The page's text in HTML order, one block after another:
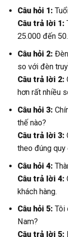
Câu hỏi 1:
Câu trả lời 1:
25.000 đến
Câu hỏi 2:
so với đèn
Câu trả lời 2:
hơn rất nhiều
Câu hỏi 3:
thế nào?
Câu trả lời 3:
theo đúng
Câu hỏi 4:
Câu trả lời 4:
khách hàng.
Câu hỏi 5: Tôi
Nam?
Câu trả lời 5: